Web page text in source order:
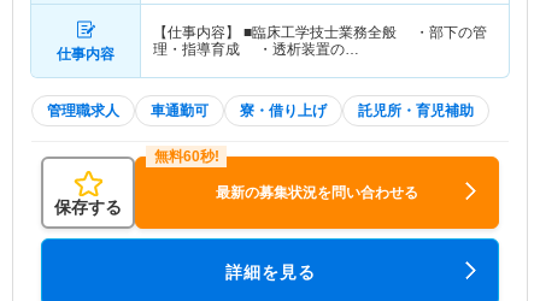
仕事内容
【仕事内容】 ■臨床工学技士業務全般 ・部下の管
理・指導育成 ・透析装置の…
管理職求人 車通勤可 寮・借り上げ 託児所・育児補助
保存する
最新の募集状況を問い合わせる
詳細を見る